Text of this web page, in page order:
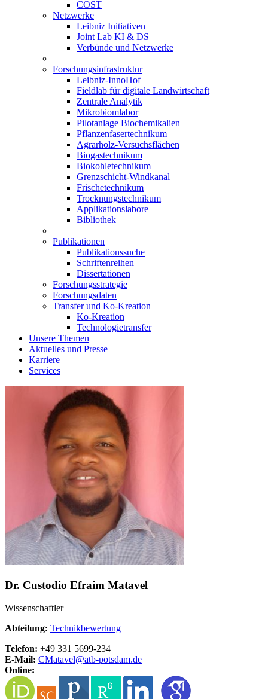
COST
Netzwerke
Leibniz Initiativen
Joint Lab KI & DS
Verbünde und Netzwerke
Forschungsinfrastruktur
Leibniz-InnoHof
Fieldlab für digitale Landwirtschaft
Zentrale Analytik
Mikrobiomlabor
Pilotanlage Biochemikalien
Pflanzenfasertechnikum
Agrarholz-Versuchsflächen
Biogastechnikum
Biokohletechnikum
Grenzschicht-Windkanal
Frischetechnikum
Trocknungstechnikum
Applikationslabore
Bibliothek
Publikationen
Publikationssuche
Schriftenreihen
Dissertationen
Forschungsstrategie
Forschungsdaten
Transfer und Ko-Kreation
Ko-Kreation
Technologietransfer
Unsere Themen
Aktuelles und Presse
Karriere
Services
Dr. Custodio Efraim Matavel
Wissenschaftler
Abteilung: Technikbewertung
Telefon: +49 331 5699-234
E-Mail: CMatavel@atb-potsdam.de
Online: